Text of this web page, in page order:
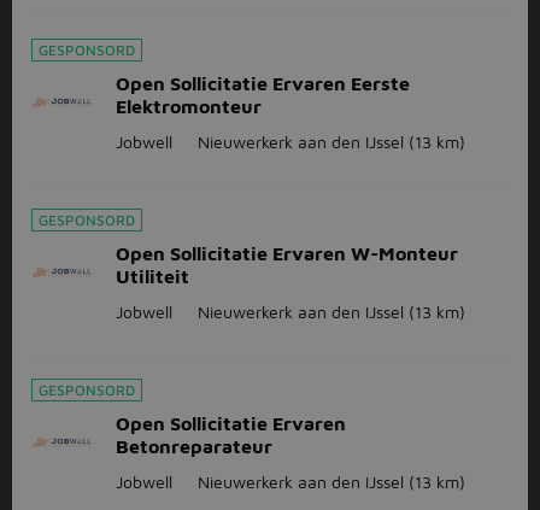
GESPONSORD
Open Sollicitatie Ervaren Eerste
Elektromonteur
Jobwell Nieuwerkerk aan den IJssel (13 km)
GESPONSORD
Open Sollicitatie Ervaren W-Monteur
Utiliteit
Jobwell Nieuwerkerk aan den IJssel (13 km)
GESPONSORD
Open Sollicitatie Ervaren
Betonreparateur
Jobwell Nieuwerkerk aan den IJssel (13 km)